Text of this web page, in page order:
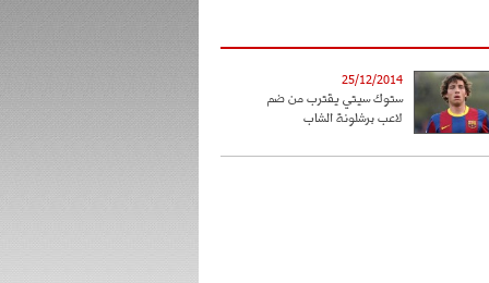
25/12/2014
ستوك سيتي يقترب من ضم
لاعب برشلونة الشاب